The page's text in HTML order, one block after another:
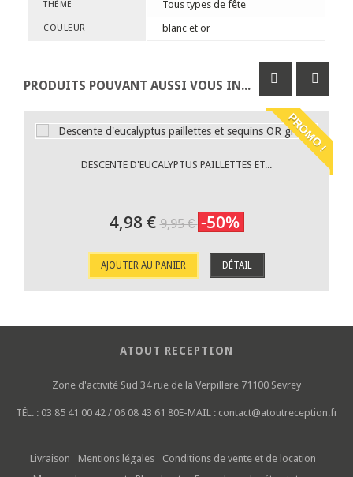
THÈME Tous types de fête
COULEUR blanc et or
PRODUITS POUVANT AUSSI VOUS INTÉRESSER
PROMO !
DESCENTE D'EUCALYPTUS PAILLETTES ET...
4,98 €9,95 € -50%
AJOUTER AU PANIER DÉTAIL
ATOUT RECEPTION
Zone d'activité Sud 34 rue de la Verpillere 71100 Sevrey
TÉL. : 03 85 41 00 42 / 06 08 43 61 80E-MAIL : contact@atoutreception.fr
Livraison Mentions légales
Conditions de vente et de location